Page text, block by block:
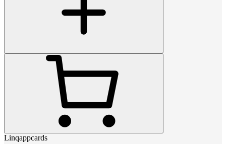
Linqappcards